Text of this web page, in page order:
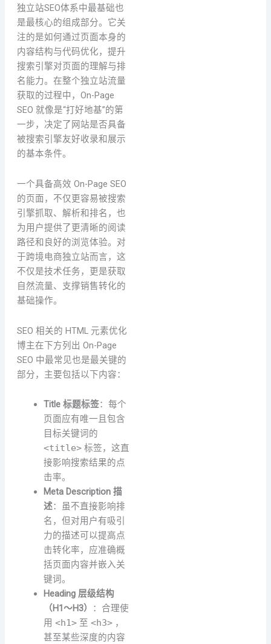
独立站SEO体系中最基础也
是最核心的组成部分。它关
注的是如何通过页面本身的
内容结构与代码优化，提升
搜索引擎对页面的理解与排
名能力。在整个独立站流量
获取的过程中，On-Page
SEO 就像是“打好地基”的第
一步，决定了网站是否具备
被搜索引擎友好收录和展示
的基本条件。
一个具备高效 On-Page SEO
的页面，不仅更容易被搜索
引擎抓取、解析和排名，也
为用户提供了更清晰的阅读
路径和良好的浏览体验。对
于跨境电商独立站而言，这
不仅是技术任务，更是获取
自然流量、支撑销售转化的
基础操作。
SEO 相关的 HTML 元素优化
博主在下方列出 On-Page
SEO 中最常见也是最关键的
部分，主要包括以下内容：
Title 标题标签：每个
页面应有唯一且包含
目标关键词的
<title>标签，这直
接影响搜索结果的点
击率。
Meta Description 描
述：虽不直接影响排
名，但对用户有吸引
力的描述可以提高点
击转化率，应准确概
括页面内容并嵌入关
键词。
Heading 层级结构
（H1～H3）
：合理使
用 <h1>至 <h3>，
甚至某些深度的内容